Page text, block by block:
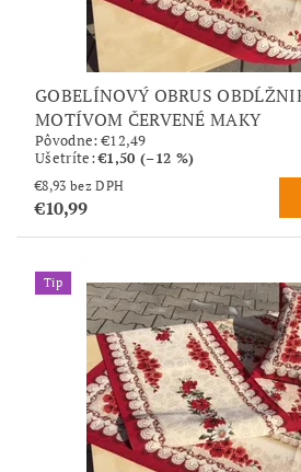
GOBELÍNOVÝ OBRUS
MOTÍVOM ČERVENÉ MAKY
Pôvodne:€12,49
Ušetríte:€1,50 (–12 %)
€8,93 bez DPH
€10,99
Tip